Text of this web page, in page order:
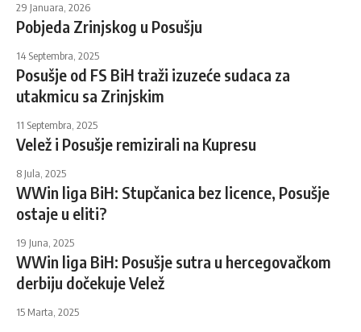
29 Januara, 2026
Pobjeda Zrinjskog u Posušju
14 Septembra, 2025
Posušje od FS BiH traži izuzeće sudaca za
utakmicu sa Zrinjskim
11 Septembra, 2025
Velež i Posušje remizirali na Kupresu
8 Jula, 2025
WWin liga BiH: Stupčanica bez licence, Posušje
ostaje u eliti?
19 Juna, 2025
WWin liga BiH: Posušje sutra u hercegovačkom
derbiju dočekuje Velež
15 Marta, 2025